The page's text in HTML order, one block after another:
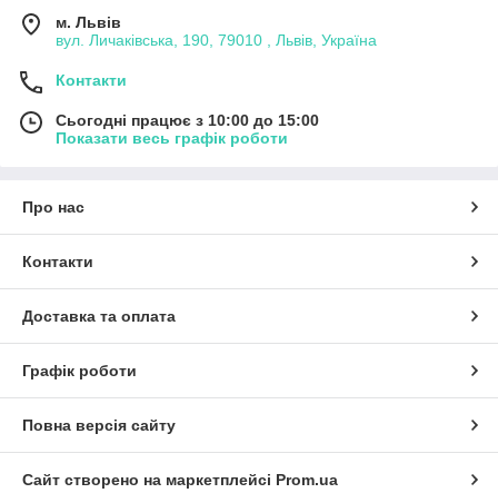
м. Львів
вул. Личаківська, 190, 79010 , Львів, Україна
Контакти
Сьогодні працює з 10:00 до 15:00
Показати весь графік роботи
Про нас
Контакти
Доставка та оплата
Графік роботи
Повна версія сайту
Сайт створено на маркетплейсі Prom.ua